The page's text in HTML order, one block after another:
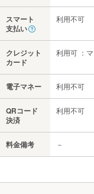
スマート
支払い
利用不可
クレジット
カード
利用可 ：
電子マネー 利用不可
QRコード
決済
利用不可
料金備考 －